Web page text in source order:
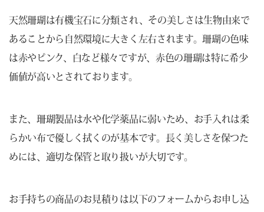
天然珊瑚は有機宝石に分類され、その美しさは生物由来で
あることから自然環境に大きく左右されます。珊瑚の色味
は赤やピンク、白など様々ですが、赤色の珊瑚は特に希少
価値が高いとされております。
また、珊瑚製品は水や化学薬品に弱いため、お手入れは柔
らかい布で優しく拭くのが基本です。長く美しさを保つた
めには、適切な保管と取り扱いが大切です。
お手持ちの商品のお見積りは以下のフォームからお申し込